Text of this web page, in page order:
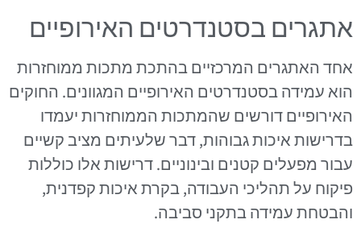
אתגרים בסטנדרטים האירופיים
אחד האתגרים המרכזיים בהתכת מתכות ממוחזרות
הוא עמידה בסטנדרטים האירופיים המגוונים. החוקים
האירופיים דורשים שהמתכות הממוחזרות יעמדו
בדרישות איכות גבוהות, דבר שלעיתים מציב קשיים
עבור מפעלים קטנים ובינוניים. דרישות אלו כוללות
פיקוח על תהליכי העבודה, בקרת איכות קפדנית,
והבטחת עמידה בתקני סביבה.